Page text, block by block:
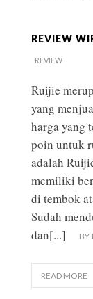
REVIEW
REVIEW
Ruijie
yang
harga yang
poin untuk
adalah
memiliki
di tembok
Sudah
dan[...] BY
READ MORE